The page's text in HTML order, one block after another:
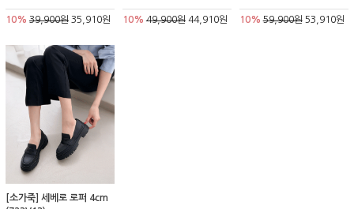
10% 39,900원 35,910원 10% 49,900원44,910원 10% 59,900원53,910원
[소가죽] 세베로 로퍼 4cm